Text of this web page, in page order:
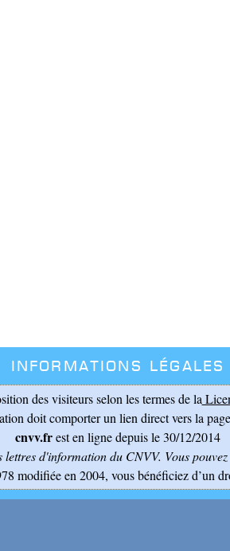
Informations légales
des visiteurs selon les termes de la
doit comporter un lien direct vers la
cnvv.frest en ligne depuis le 30/12/2014
lettres d'information du CNVV. Vous
modifiée en 2004, vous bénéficiez d’un